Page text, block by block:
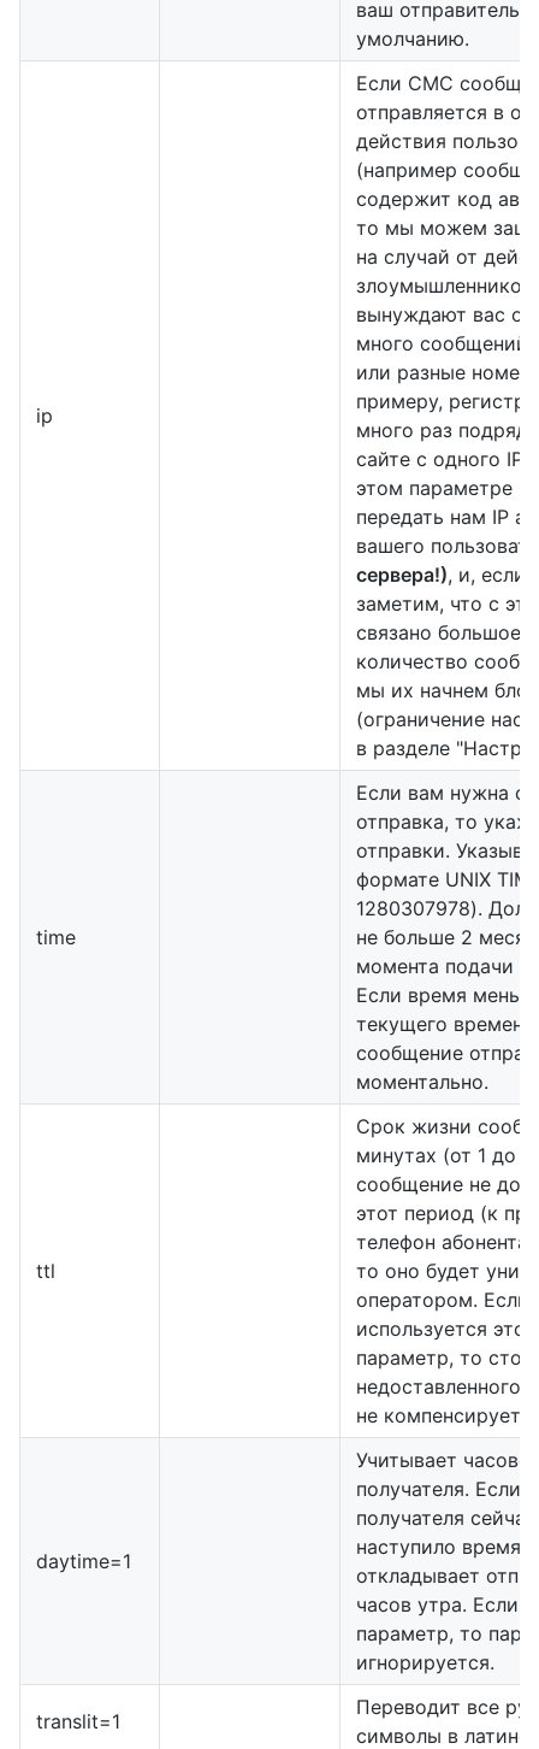
ваш отправитель
умолчанию.
ip
Если СМС
отправляется в
действия
(например
содержит код
то мы можем
на случай от
вынуждают вас
много сообщений
или разные
примеру,
много раз подряд
сайте с одного IP
этом параметре
передать нам IP
вашего
сервера!), и, если
заметим, что с
связано большое
количество
мы их начнем
(ограничение
в разделе
time
Если вам нужна
отправка, то
отправки.
формате UNIX
1280307978).
не больше 2
момента подачи
Если время
текущего времени,
сообщение
моментально.
ttl
Срок жизни
минутах (от 1 до
сообщение не
этот период (к
телефон абонента
то оно будет
оператором. Если
используется этот
параметр, то
недоставленного
не
daytime=1
Учитывает
получателя. Если у
получателя
наступило время
откладывает
часов утра. Если
параметр, то
игнорируется.
translit=1
Переводит все
символы в